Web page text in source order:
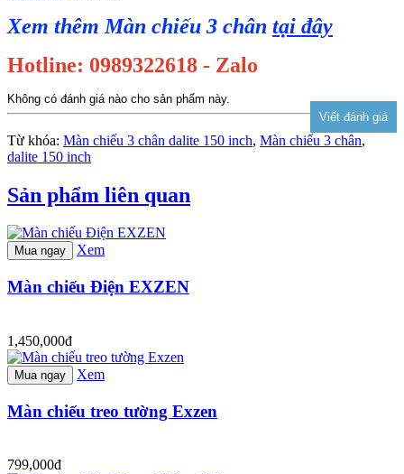
Xem thêm Màn chiếu 3 chân tại đây
Hotline: 0989322618 - Zalo
Không có đánh giá nào cho sản phẩm này.
Từ khóa: Màn chiếu 3 chân dalite 150 inch, Màn chiếu 3 chân,
dalite 150 inch
Sản phẩm liên quan
Mua ngay Xem
Màn chiếu Điện EXZEN
1,450,000đ
Mua ngay Xem
Màn chiếu treo tường Exzen
799,000đ